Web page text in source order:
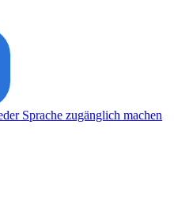
Sprache zugänglich machen